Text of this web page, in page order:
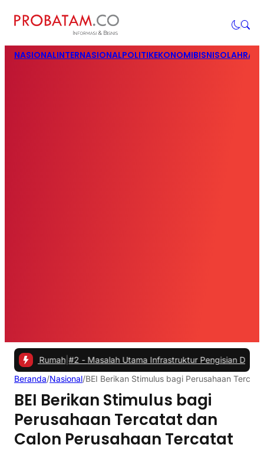
NASIONALINTERNASIONALPOLITIKEKONOMIBISNIS
|#2 -Masalah Utama Infrastruktur Pengisian Daya untuk
Beranda/Nasional/BEI Berikan Stimulus bagi Perusahaan
BEI Berikan Stimulus bagi
Perusahaan Tercatat dan
Calon Perusahaan Tercatat